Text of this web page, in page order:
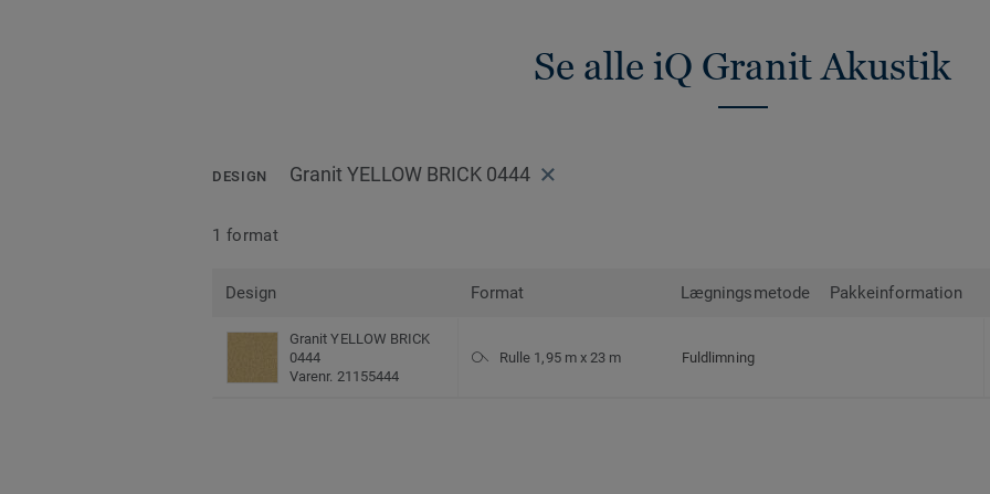
Se alle iQ Granit Akustik
DESIGN Granit YELLOW BRICK 0444
1 format
Design Format Lægningsmetode Pakkeinformation
Granit YELLOW BRICK
0444
Varenr. 21155444
Rulle 1,95 m x 23 m Fuldlimning